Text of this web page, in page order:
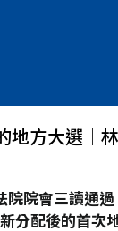
地方大選│
院院會三讀通
分配後的首次